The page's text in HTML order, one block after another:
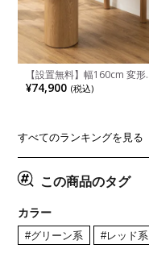
【設置無料】幅160cm 変形
半円 ダイニングテーブル モ
ルタル風 LENAS コンクリー
リア風 グレージュ
¥74,900 (税込)
すべてのランキングを見る
この商品のタグ
カラー
#グリーン系 #レッド系